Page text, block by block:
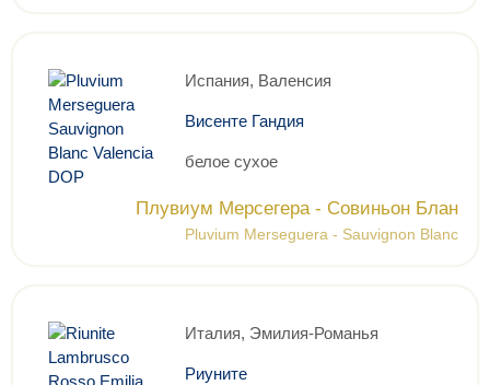
Испания, Валенсия
Висенте Гандия
белое сухое
Плувиум Мерсегера - Совиньон Блан
Pluvium Merseguera - Sauvignon Blanc
Италия, Эмилия-Романья
Риуните